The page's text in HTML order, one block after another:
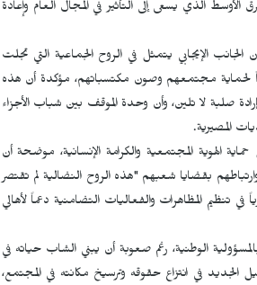
الأوسط الذي يسعى إلى التأثير في المجال العام وإعادة
الإيجابي يتمثل في الروح الجماعية التي تجلت
لحماية مجتمعهم وصون مكتسباتهم، مؤكدة أن هذه
صلبة لا تلين، وأن وحدة الموقف بين شباب الأجزاء
المصيرية.
الهوية المجتمعية والكرامة الإنسانية، موضحة أن
بقضايا شعبهم "هذه الروح النضالية لم تقتصر
تنظيم المظاهرات والفعاليات التضامنية دعماً لأهالي
الوطنية، رغم صعوبة أن يبني الشاب حياته في
في انتزاع حقوقه وترسيخ مكانته في المجتمع،